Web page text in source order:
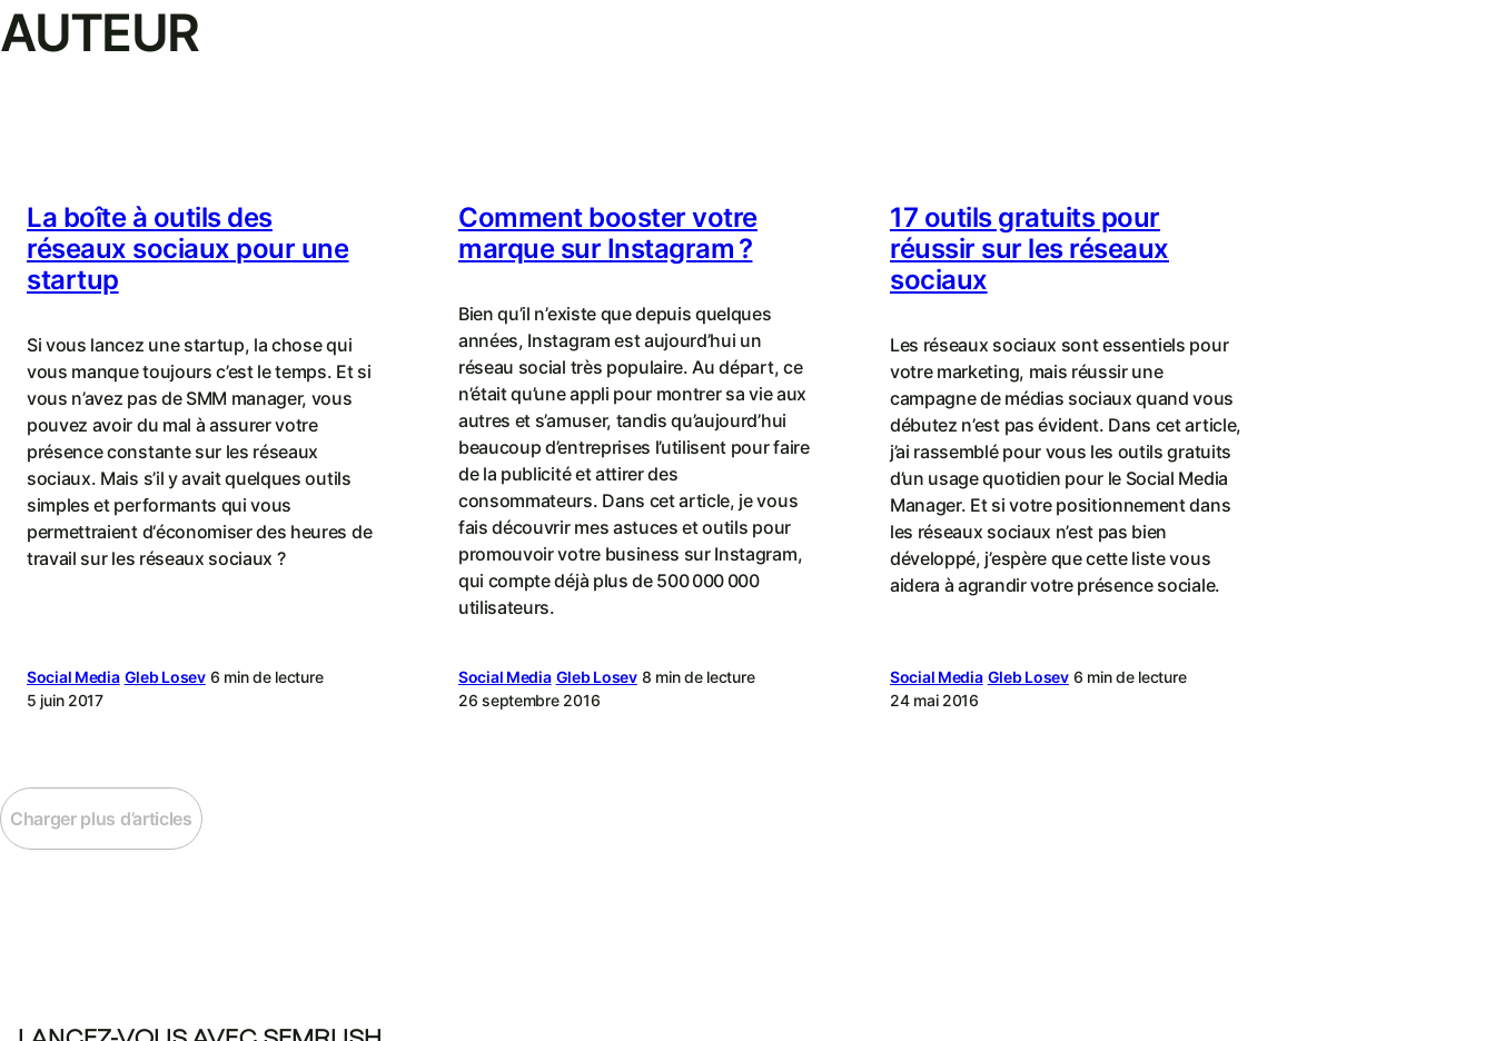
AUTEUR
La boîte à outils des
réseaux sociaux pour une
startup
Si vous lancez une startup, la chose qui
vous manque toujours c’est le temps. Et si
vous n’avez pas de SMM manager, vous
pouvez avoir du mal à assurer votre
présence constante sur les réseaux
sociaux. Mais s’il y avait quelques outils
simples et performants qui vous
permettraient d‘économiser des heures de
travail sur les réseaux sociaux ?
Social Media Gleb Losev 6 min de lecture
5 juin 2017
Comment booster votre
marque sur Instagram ?
Bien qu’il n’existe que depuis quelques
années, Instagram est aujourd’hui un
réseau social très populaire. Au départ, ce
n’était qu’une appli pour montrer sa vie aux
autres et s’amuser, tandis qu’aujourd’hui
beaucoup d’entreprises l’utilisent pour faire
de la publicité et attirer des
consommateurs. Dans cet article, je vous
fais découvrir mes astuces et outils pour
promouvoir votre business sur Instagram,
qui compte déjà plus de 500 000 000
utilisateurs.
Social Media Gleb Losev 8 min de lecture
26 septembre 2016
17 outils gratuits pour
réussir sur les réseaux
sociaux
Les réseaux sociaux sont essentiels pour
votre marketing, mais réussir une
campagne de médias sociaux quand vous
débutez n’est pas évident. Dans cet article,
j’ai rassemblé pour vous les outils gratuits
d’un usage quotidien pour le Social Media
Manager. Et si votre positionnement dans
les réseaux sociaux n’est pas bien
développé, j’espère que cette liste vous
aidera à agrandir votre présence sociale.
Social Media Gleb Losev 6 min de lecture
24 mai 2016
Charger plus d’articles